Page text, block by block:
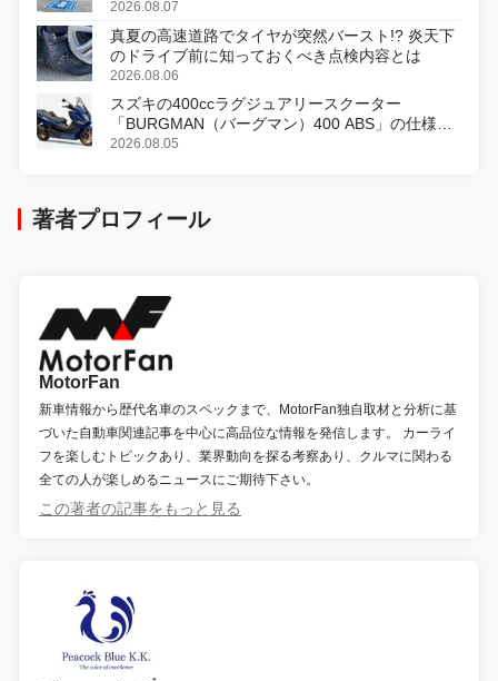
2026.08.07
真夏の高速道路でタイヤが突然バースト!? 炎天下
のドライブ前に知っておくべき点検内容とは
2026.08.06
スズキの400ccラグジュアリースクーター
「BURGMAN（バーグマン）400 ABS」の仕様を
変更し、8月18日に発売
2026.08.05
著者プロフィール
MotorFan
新車情報から歴代名車のスペックまで、MotorFan独自取材と分析に基
づいた自動車関連記事を中心に高品位な情報を発信します。 カーライ
フを楽しむトピックあり、業界動向を探る考察あり、クルマに関わる
全ての人が楽しめるニュースにご期待下さい。
この著者の記事をもっと見る